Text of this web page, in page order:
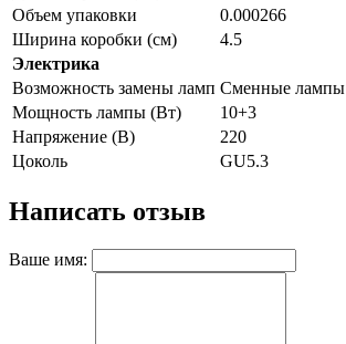
Объем упаковки
0.000266
Ширина коробки (см)
4.5
Электрика
Возможность замены ламп Сменные лампы
Мощность лампы (Вт)
10+3
Напряжение (В)
220
Цоколь
GU5.3
Написать отзыв
Ваше имя: